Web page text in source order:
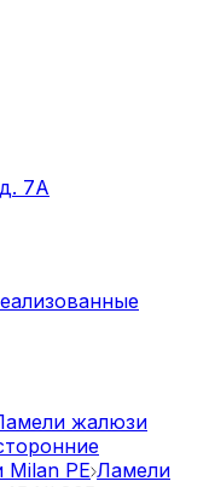
7А
жалюзи
Milan PE Ламели